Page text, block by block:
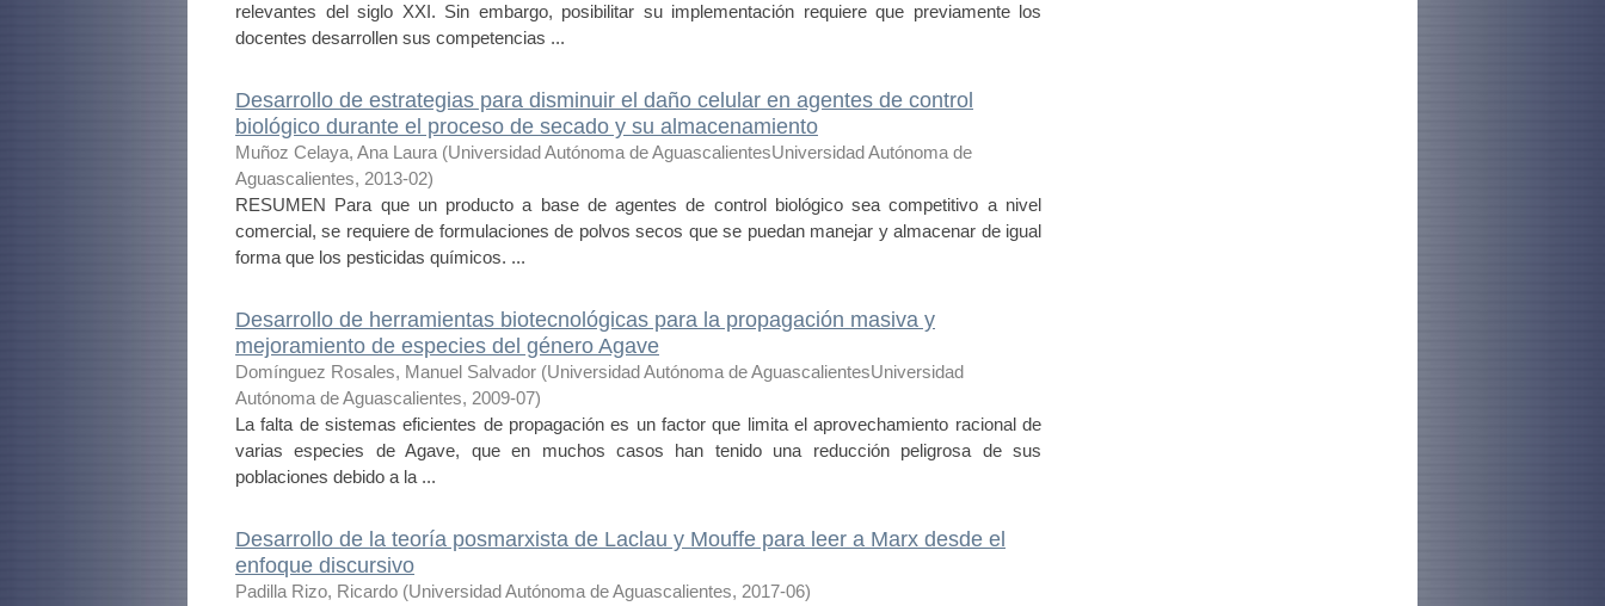
relevantes del siglo XXI. Sin embargo, posibilitar su implementación requiere que previamente los
docentes desarrollen sus competencias ...
Desarrollo de estrategias para disminuir el daño celular en agentes de control
biológico durante el proceso de secado y su almacenamiento
Muñoz Celaya, Ana Laura (Universidad Autónoma de AguascalientesUniversidad Autónoma de
Aguascalientes, 2013-02)
RESUMEN Para que un producto a base de agentes de control biológico sea competitivo a nivel
comercial, se requiere de formulaciones de polvos secos que se puedan manejar y almacenar de igual
forma que los pesticidas químicos. ...
Desarrollo de herramientas biotecnológicas para la propagación masiva y
mejoramiento de especies del género Agave
Domínguez Rosales, Manuel Salvador (Universidad Autónoma de AguascalientesUniversidad
Autónoma de Aguascalientes, 2009-07)
La falta de sistemas eficientes de propagación es un factor que limita el aprovechamiento racional de
varias especies de Agave, que en muchos casos han tenido una reducción peligrosa de sus
poblaciones debido a la ...
Desarrollo de la teoría posmarxista de Laclau y Mouffe para leer a Marx desde el
enfoque discursivo
Padilla Rizo, Ricardo (Universidad Autónoma de Aguascalientes, 2017-06)